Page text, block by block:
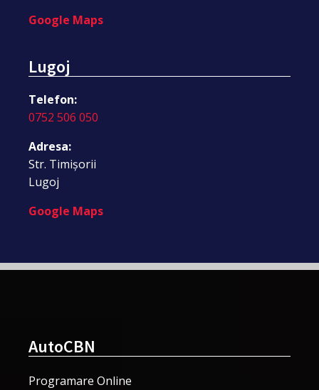
Google Maps
Lugoj
Telefon:
0752 506 050
Adresa:
Str. Timișorii
Lugoj
Google Maps
AutoCBN
Programare Online